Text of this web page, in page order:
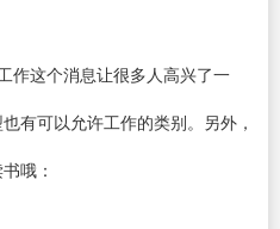
这个消息让很多人高兴了一
有可以允许工作的类别。另外，
哦：